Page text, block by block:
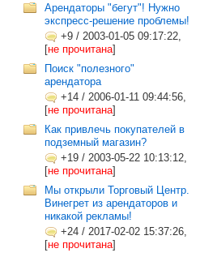
Арендаторы "бегут"! Нужно
экспресс-решение проблемы!
+9 / 2003-01-05 09:17:22,
[не прочитана]
Поиск "полезного"
арендатора
+14 / 2006-01-11 09:44:56,
[не прочитана]
Как привлечь покупателей в
подземный магазин?
+19 / 2003-05-22 10:13:12,
[не прочитана]
Мы открыли Торговый Центр.
Винегрет из арендаторов и
никакой рекламы!
+24 / 2017-02-02 15:37:26,
[не прочитана]